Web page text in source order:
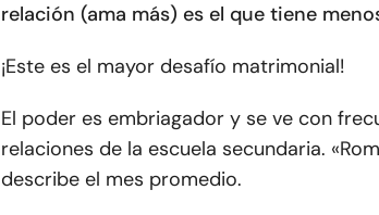
relación (ama más) es el que tiene
¡Este es el mayor desafío matrimonial!
El poder es embriagador y se ve con
relaciones de la escuela secundaria.
describe el mes promedio.